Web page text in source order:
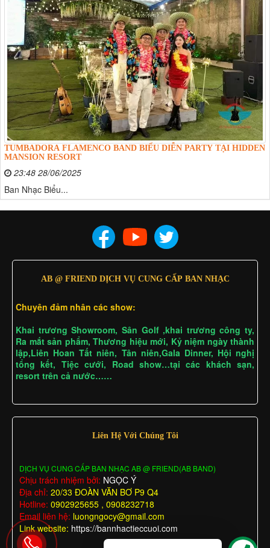
TUMBADORA FLAMENCO BAND BIỂU DIỄN PARTY TẠI HIDDEN
MANSION RESORT
23:48 28/06/2025
​​​​​​​Ban Nhạc Biểu...
AB @ FRIEND DỊCH VỤ CUNG CẤP BAN NHẠC
Chuyên đảm nhân các show:
Khai trương Showroom, Sân Golf ,khai trương công ty,
Ra mắt sản phẩm, Thương hiệu mới, Kỷ niệm ngày thành
lập,Liên Hoan Tất niên, Tân niên,Gala Dinner, Hội nghị
tổng kết, Tiệc cưới, Road show…tại các khách sạn,
resort trên cả nước……
Liên Hệ Với Chúng Tôi
DỊCH VỤ CUNG CẤP BAN NHẠC AB @ FRIEND(AB BAND)
Chịu trách nhiệm bởi: NGỌC Ý
Địa chỉ: 20/33 ĐOÀN VĂN BƠ P9 Q4
Hotline: 0902925655 , 0908232718
Email liên hệ: luongngocy@gmail.com
Link website: https://bannhactieccuoi.com